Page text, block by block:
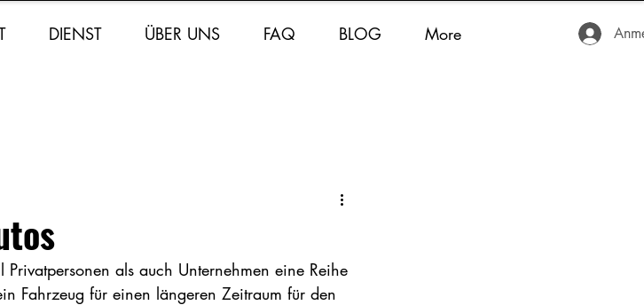
DIENST ÜBER UNS FAQ BLOG More
als auch Unternehmen eine Reihe
Fahrzeug für einen längeren Zeitraum für den